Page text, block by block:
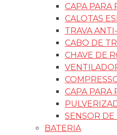
CAPA PARA
CALOTAS
TRAVA
CABO DE
CHAVE DE
CAPA PARA
SENSOR
BATERIA